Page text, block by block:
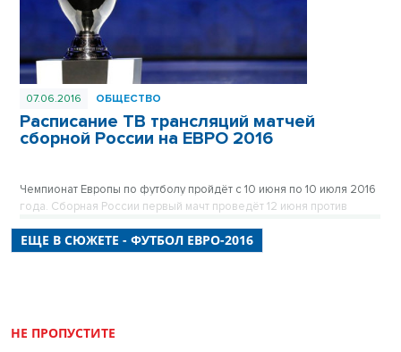
07.06.2016 ОБЩЕСТВО
Расписание ТВ трансляций матчей
сборной России на ЕВРО 2016
Чемпионат Европы по футболу пройдёт с 10 июня по 10 июля 2016
года. Сборная России первый мачт проведёт 12 июня против
ЕЩЕ В СЮЖЕТЕ - ФУТБОЛ ЕВРО-2016
НЕ ПРОПУСТИТЕ